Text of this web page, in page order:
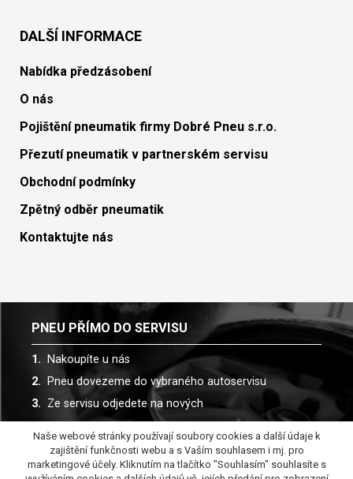
DALŠÍ INFORMACE
Nabídka předzásobení
O nás
Pojištění pneumatik firmy Dobré Pneu s.r.o.
Přezutí pneumatik v partnerském servisu
Obchodní podmínky
Zpětný odběr pneumatik
Kontaktujte nás
PNEU PŘÍMO DO SERVISU
Nakoupíte u nás
Pneu dovezeme do vybraného autoservisu
Ze servisu odjedete na nových
Spolupracujeme s více než 30 autoservisy
Naše webové stránky používají soubory cookies a další údaje k
zajištění funkčnosti webu a s Vaším souhlasem i mj. pro
marketingové účely. Kliknutím na tlačítko "Souhlasím" souhlasíte s